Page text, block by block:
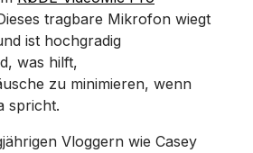
tragbare Mikrofon wiegt
ist hochgradig
was hilft,
zu minimieren, wenn
spricht.
Vloggern wie Casey